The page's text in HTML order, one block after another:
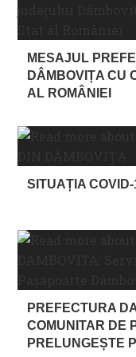
MESAJUL
DÂMBOVIȚA CU
AL ROMÂNIEI
SITUAȚIA
PREFECTURA
COMUNITAR DE
PRELUNGEȘTE